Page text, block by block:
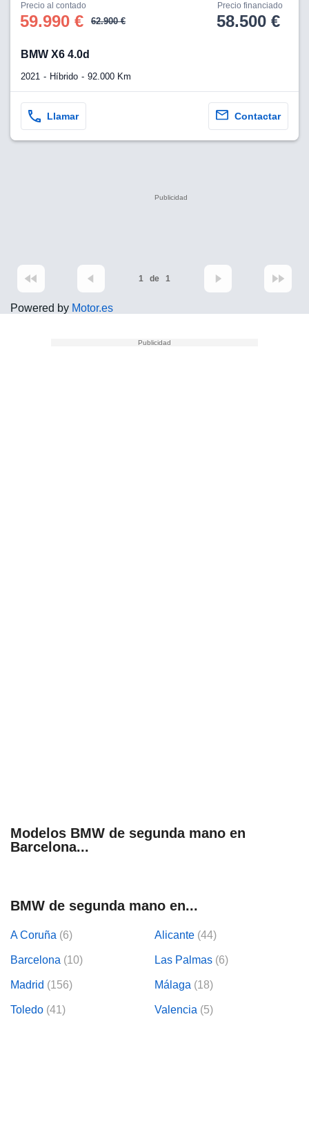
Precio al contado
59.990 € 62.900 €
Precio financiado
58.500 €
BMW X6 4.0d
2021 Híbrido 92.000 Km
Llamar Contactar
1 de 1
Powered by Motor.es
Modelos BMW de segunda mano en
Barcelona...
BMW de segunda mano en...
A Coruña (6) Alicante (44)
Barcelona (10) Las Palmas (6)
Madrid (156) Málaga (18)
Toledo (41) Valencia (5)